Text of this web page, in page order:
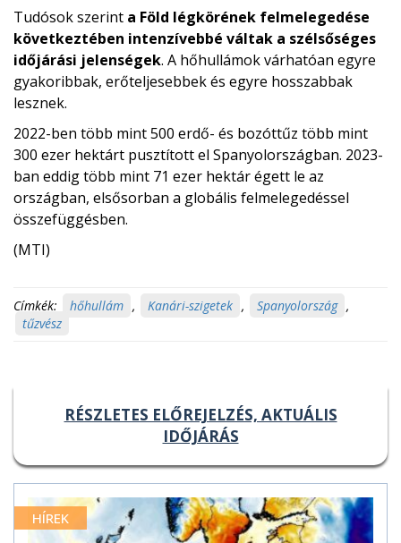
Tudósok szerint a Föld légkörének felmelegedése
következtében intenzívebbé váltak a szélsőséges
időjárási jelenségek. A hőhullámok várhatóan egyre
gyakoribbak, erőteljesebbek és egyre hosszabbak
lesznek.
2022-ben több mint 500 erdő- és bozóttűz több mint
300 ezer hektárt pusztított el Spanyolországban. 2023-
ban eddig több mint 71 ezer hektár égett le az
országban, elsősorban a globális felmelegedéssel
összefüggésben.
(MTI)
Címkék: hőhullám , Kanári-szigetek , Spanyolország ,
tűzvész
RÉSZLETES ELŐREJELZÉS, AKTUÁLIS
IDŐJÁRÁS
HÍREK